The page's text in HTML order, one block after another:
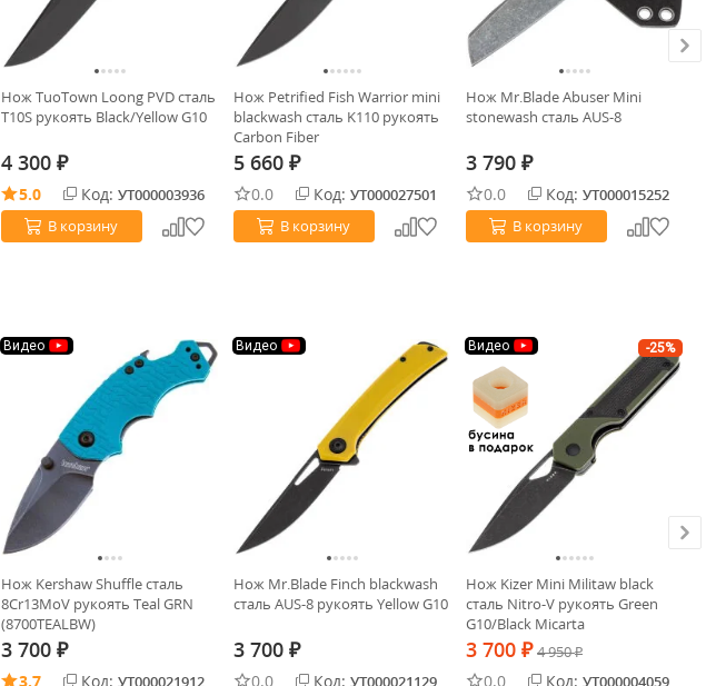
Нож TuoTown Loong PVD сталь
T10S рукоять Black/Yellow G10
4 300 ₽
5.0 Код: УТ000003936
В корзину
Нож Petrified Fish Warrior mini
blackwash сталь K110 рукоять
Carbon Fiber
5 660 ₽
0.0 Код: УТ000027501
В корзину
Нож Mr.Blade Abuser Mini
stonewash сталь AUS-8
3 790 ₽
0.0 Код: УТ000015252
В корзину
Видео
Нож Kershaw Shuffle cталь
8Cr13MoV рукоять Teal GRN
(8700TEALBW)
3 700 ₽
3.7 Код: УТ000021912
Видео
Нож Mr.Blade Finch blackwash
сталь AUS-8 рукоять Yellow G10
3 700 ₽
0.0 Код: УТ000021129
-25%
Видео
Нож Kizer Mini Militaw black
сталь Nitro-V рукоять Green
G10/Black Micarta
3 700 ₽ 4 950₽
0.0 Код: УТ000004059